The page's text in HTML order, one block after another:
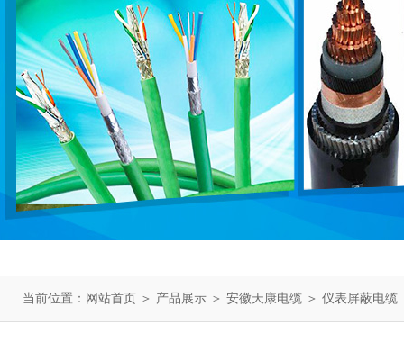
当前位置： 网站首页 ＞ 产品展示 ＞ 安徽天康电缆 ＞ 仪表屏蔽电缆